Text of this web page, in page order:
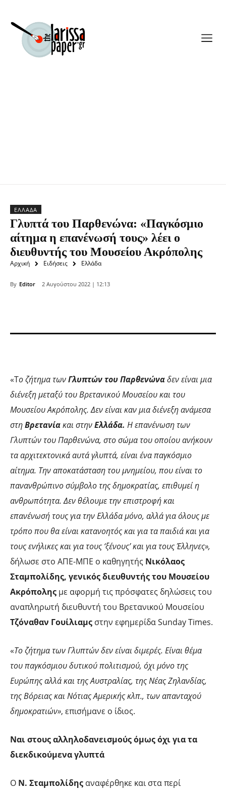
ΕΛΛΆΔΑ
Γλυπτά του Παρθενώνα: «Παγκόσμιο
αίτημα η επανένωσή τους» λέει ο
διευθυντής του Μουσείου Ακρόπολης
Αρχική Ειδήσεις Ελλάδα
By Editor 2 Αυγούστου 2022 | 12:13
«Το ζήτημα τωνΓλυπτών του Παρθενώναδεν είναι μια
διένεξη μεταξύ του Βρετανικού Μουσείου και του
Μουσείου Ακρόπολης. Δεν είναι καν μια διένεξη ανάμεσα
στηΒρετανίακαι στηνΕλλάδα. Η επανένωση των
Γλυπτών του Παρθενώνα, στο σώμα του οποίου ανήκουν
τα αρχιτεκτονικά αυτά γλυπτά, είναι ένα παγκόσμιο
αίτημα. Την αποκατάσταση του μνημείου, που είναι το
πανανθρώπινο σύμβολο της δημοκρατίας, επιθυμεί η
ανθρωπότητα. Δεν θέλουμε την επιστροφή και
επανένωσή τους για την Ελλάδα μόνο, αλλά για όλους με
τρόπο που θα είναι κατανοητός και για τα παιδιά και για
τους ενήλικες και για τους ‘ξένους’ και για τους Έλληνες»,
δήλωσε στο ΑΠΕ-ΜΠΕ ο καθηγητής Νικόλαος
Σταμπολίδης, γενικός διευθυντής του Μουσείου
Ακρόπολης με αφορμή τις πρόσφατες δηλώσεις του
αναπληρωτή διευθυντή του Βρετανικού Μουσείου
Τζόναθαν Γουίλιαμς στην εφημερίδα Sunday Times.
«Το ζήτημα των Γλυπτών δεν είναι διμερές. Είναι θέμα
του παγκόσμιου δυτικού πολιτισμού, όχι μόνο της
Ευρώπης αλλά και της Αυστραλίας, της Νέας Ζηλανδίας,
της Βόρειας και Νότιας Αμερικής κλπ., των απανταχού
δημοκρατιών», επισήμανε ο ίδιος.
Ναι στους αλληλοδανεισμούς όμως όχι για τα
διεκδικούμενα γλυπτά
Ο Ν. Σταμπολίδης αναφέρθηκε και στα περί